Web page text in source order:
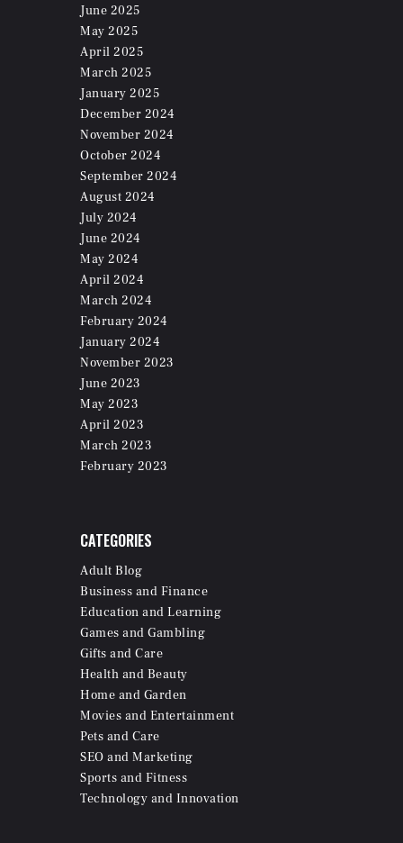
June 2025
May 2025
April 2025
March 2025
January 2025
December 2024
November 2024
October 2024
September 2024
August 2024
July 2024
June 2024
May 2024
April 2024
March 2024
February 2024
January 2024
November 2023
June 2023
May 2023
April 2023
March 2023
February 2023
CATEGORIES
Adult Blog
Business and Finance
Education and Learning
Games and Gambling
Gifts and Care
Health and Beauty
Home and Garden
Movies and Entertainment
Pets and Care
SEO and Marketing
Sports and Fitness
Technology and Innovation